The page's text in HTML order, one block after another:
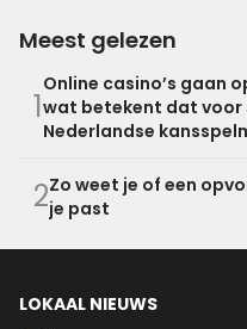
Meest gelezen
1
Online casino’s gaan
wat betekent dat voor
Nederlandse
2Zo weet je of een
je past
LOKAAL NIEUWS